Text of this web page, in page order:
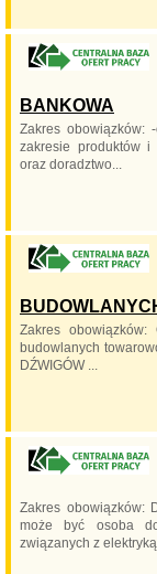
BANKOWA
Zakres obowiązków:
zakresie produktów i
oraz doradztwo...
Zakres obowiązków:
budowlanych
DŹWIGÓW ...
Zakres obowiązków:
może być osoba
związanych z